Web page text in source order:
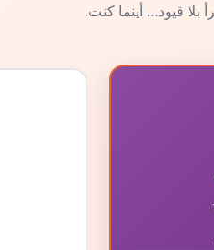
قيود… أينما كنت.